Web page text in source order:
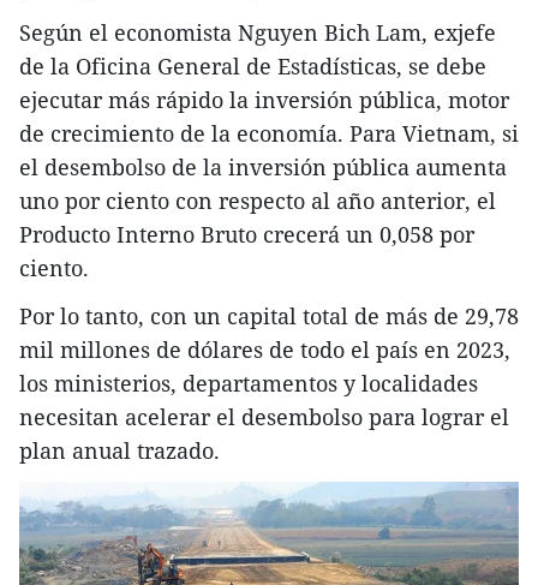
Según el economista Nguyen Bich Lam, exjefe
de la Oficina General de Estadísticas, se debe
ejecutar más rápido la inversión pública, motor
de crecimiento de la economía. Para Vietnam, si
el desembolso de la inversión pública aumenta
uno por ciento con respecto al año anterior, el
Producto Interno Bruto crecerá un 0,058 por
ciento.
Por lo tanto, con un capital total de más de 29,78
mil millones de dólares de todo el país en 2023,
los ministerios, departamentos y localidades
necesitan acelerar el desembolso para lograr el
plan anual trazado.